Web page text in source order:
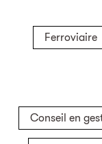
Ferroviaire
Conseil en